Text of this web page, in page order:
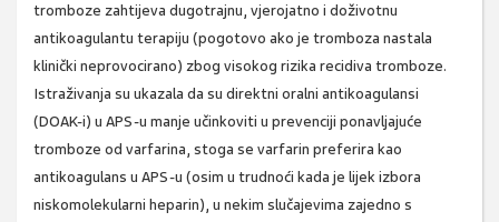
tromboze zahtijeva dugotrajnu, vjerojatno i doživotnu
antikoagulantu terapiju (pogotovo ako je tromboza nastala
klinički neprovocirano) zbog visokog rizika recidiva tromboze.
Istraživanja su ukazala da su direktni oralni antikoagulansi
(DOAK-i) u APS-u manje učinkoviti u prevenciji ponavljajuće
tromboze od varfarina, stoga se varfarin preferira kao
antikoagulans u APS-u (osim u trudnoći kada je lijek izbora
niskomolekularni heparin), u nekim slučajevima zajedno s